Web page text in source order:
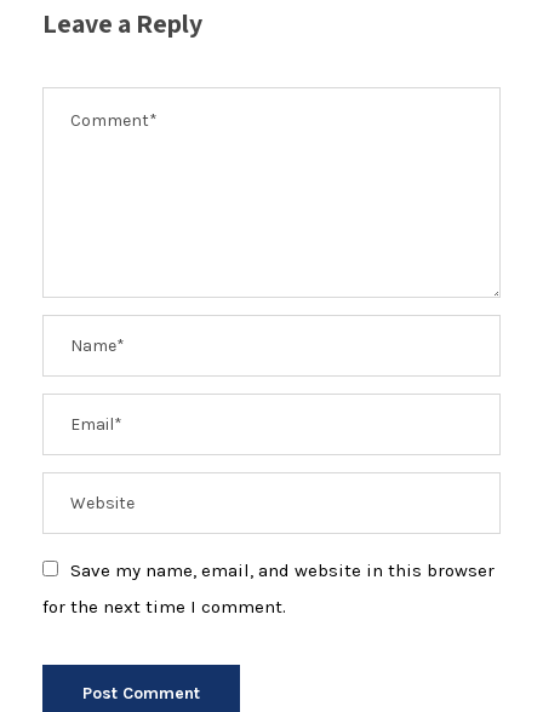
Leave a Reply
Save my name, email, and website in this browser
for the next time I comment.